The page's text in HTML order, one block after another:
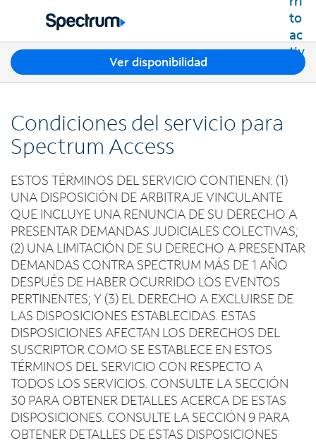
Residencial
Paquetes
Ver paquetes
Ofertas en tu área
Spectrum Internet
Planes de Internet
Velocidades disponibles
Internet Gig
TV
TV por cable de Spectrum
Planes de TV
Streaming de Spectrum
Xumo Stream Box
Spectrum TV App
Deportes en vivo y películas premium
Planes Latino TV
Lista de canales
Spectrum Mobile
Planes de datos móviles
Teléfonos móviles
Tabletas
Smartwatches
Trae tu dispositivo
Intercambiar dispositivo
Teléfono Residencial
Spectrum Voice
Contáctanos
INTERNET, TV Y TELÉFONO RESIDENCIAL
Contacta a Spectrum
Ayuda de Spectrum
Contacta a Spectrum Mobile
Ayuda para Mobile
Encuentra una tienda
Mi cuenta
English
Ver disponibilidad
r
e
s
u
g
r
e
n
c
a
s
e
n
c
o
n
t
r
a
d
a
Condiciones del servicio para
Spectrum Access
ESTOS TÉRMINOS DEL SERVICIO CONTIENEN: (1)
UNA DISPOSICIÓN DE ARBITRAJE VINCULANTE
QUE INCLUYE UNA RENUNCIA DE SU DERECHO A
PRESENTAR DEMANDAS JUDICIALES COLECTIVAS;
(2) UNA LIMITACIÓN DE SU DERECHO A PRESENTAR
DEMANDAS CONTRA SPECTRUM MÁS DE 1 AÑO
DESPUÉS DE HABER OCURRIDO LOS EVENTOS
PERTINENTES; Y (3) EL DERECHO A EXCLUIRSE DE
LAS DISPOSICIONES ESTABLECIDAS. ESTAS
DISPOSICIONES AFECTAN LOS DERECHOS DEL
SUSCRIPTOR COMO SE ESTABLECE EN ESTOS
TÉRMINOS DEL SERVICIO CON RESPECTO A
TODOS LOS SERVICIOS. CONSULTE LA SECCIÓN
30 PARA OBTENER DETALLES ACERCA DE ESTAS
DISPOSICIONES. CONSULTE LA SECCIÓN 9 PARA
OBTENER DETALLES DE ESTAS DISPOSICIONES